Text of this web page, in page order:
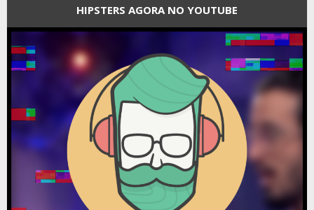
HIPSTERS AGORA NO YOUTUBE